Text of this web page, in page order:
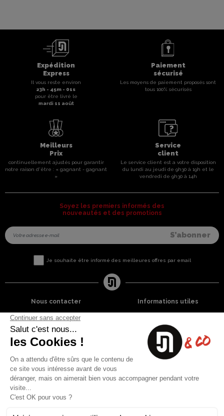
Expédition
Express
Il vous reste environ
23h - 45m - 01s
pour être livré le
mardi 11 août
Paiement
sécurisé
Les moyens de paiement proposés sont
tous 100% sécurisés
Meilleurs
Prix
continuellement ajustés pour garantir
notre raison d'être : « gagnant - gagnant
»
Service
client
Le service client est a votre disposition
du lundi au jeudi de 9h30 à 19h et le
vendredi de 9h30 à 14h
Soyez les premiers informés des
nouveautés et des promotions
Je souhaite être informé des meilleures offres par email
Nous contacter
8 rue du capitaine Jean Croisa
13009 Marseille
+33 (0)4 91 07 41 16
Facebook Instagram
Informations utiles
Garantie satisfaction
Paiement sécurisé
Plan du site
Blog
Nos produits
Meilleures ventes
A propos